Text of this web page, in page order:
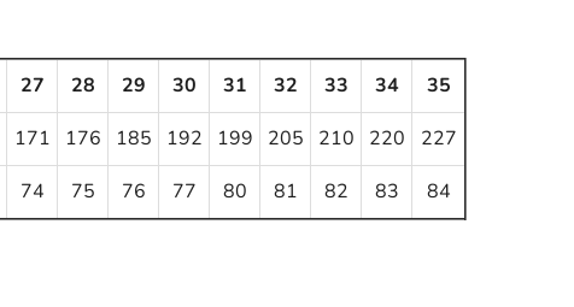
27 28 29 30 31 32 33 34
35
171 176 185 192 199 205 210 220
227
74 75 76 77 80 81 82 83 84